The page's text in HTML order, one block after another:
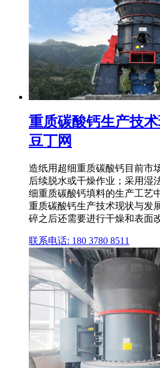
重质碳酸钙生产技
豆丁网
造纸用超细重质碳酸钙目前市
后续脱水或干燥作业；采用湿
细重质碳酸钙填料的生产工艺
重质碳酸钙生产技术现状与发
碎之后还需要进行干燥和表面
联系电话: 180 3780 8511